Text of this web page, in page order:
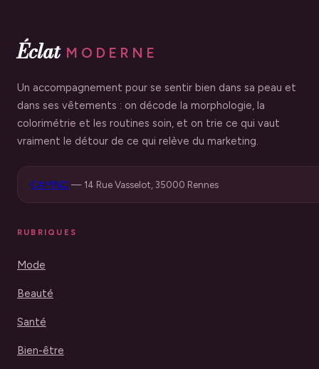
Éclat MODERNE
Un accompagnement pour se sentir bien dans sa peau et
dans ses vêtements : on décode la morphologie, la
colorimétrie et les routines soin, et on trie ce qui vaut
vraiment le détour de ce qui relève du marketing.
CAMINO —14 Rue Vasselot, 35000 Rennes
RUBRIQUES
Mode
Beauté
Santé
Bien-être